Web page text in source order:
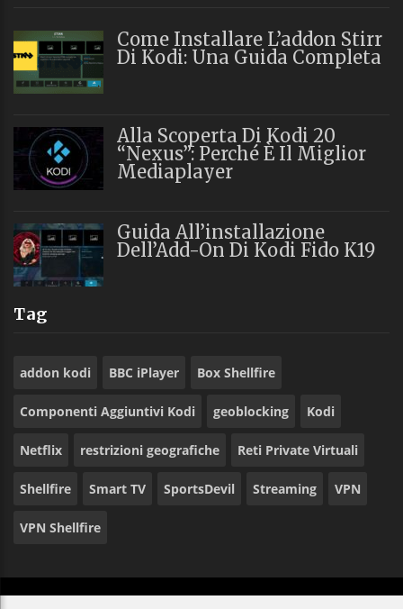
Come Installare L’addon Stirr
Di Kodi: Una Guida Completa
Alla Scoperta Di Kodi 20
“Nexus”: Perché È Il Miglior
Mediaplayer
Guida All’installazione
Dell’Add-On Di Kodi Fido K19
Tag
addon kodi BBC iPlayer Box Shellfire
Componenti Aggiuntivi Kodi geoblocking Kodi
Netflix restrizioni geografiche Reti Private Virtuali
Shellfire Smart TV SportsDevil Streaming VPN
VPN Shellfire